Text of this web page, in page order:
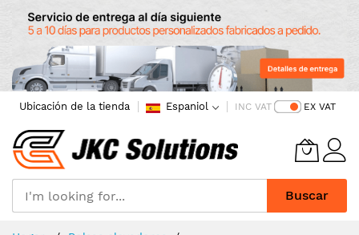
Ubicación de la tienda Espaniol INC VAT EX VAT
Buscar